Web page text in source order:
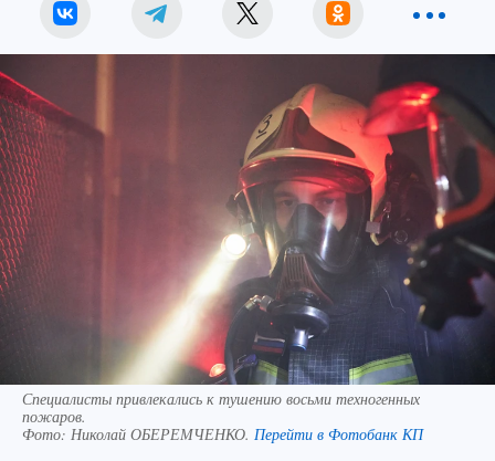
Специалисты привлекались к тушению восьми техногенных
пожаров.
Фото: Николай ОБЕРЕМЧЕНКО. Перейти в Фотобанк КП